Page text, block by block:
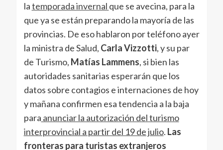
latemporada invernal que se avecina, para la
que ya se están preparando la mayoría de las
provincias. De eso hablaron por teléfono ayer
la ministra de Salud, Carla Vizzotti, y su par
de Turismo, Matías Lammens, si bien las
autoridades sanitarias esperarán que los
datos sobre contagios e internaciones de hoy
y mañana confirmen esa tendencia a la baja
para anunciar la autorización del turismo
interprovincial a partir del 19 de julio. Las
fronteras para turistas extranjeros